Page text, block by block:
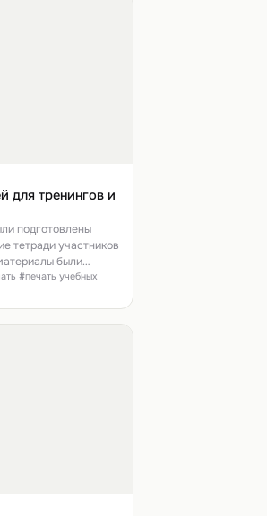
для тренингов и
подготовлены
тетради участников
были
#печать учебных